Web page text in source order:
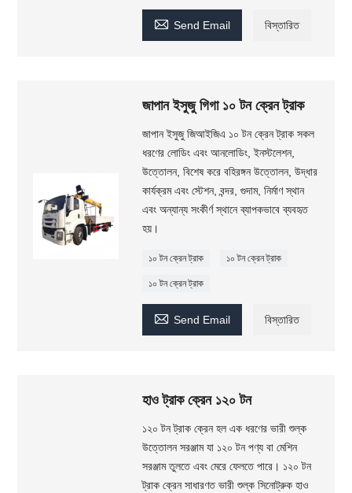
 Send Email বিস্তারিত
জাপান ইসুজু গিগা ১০ টন ক্রেন ট্রাক
জাপান ইসুজু জিআইজিএ ১০ টন ক্রেন ট্রাক সকল
ধরণের লোডিং এবং আনলোডিং, ইনস্টলেশন,
উত্তোলন, বিশেষ করে বহিরঙ্গন উত্তোলন, উদ্ধার
কার্যক্রম এবং স্টেশন, বন্দর, গুদাম, নির্মাণ স্থান
এবং অন্যান্য সংকীর্ণ স্থানে ব্যাপকভাবে ব্যবহৃত
হয়।
১০ টন ক্রেন ট্রাক ১০ টন ক্রেন ট্রাক
১০ টন ক্রেন ট্রাক
 Send Email বিস্তারিত
হাও ট্রাক ক্রেন ১২০ টন
১২০ টন ট্রাক ক্রেন হল এক ধরণের ভারী শুল্ক
উত্তোলন সরঞ্জাম যা ১২০ টন পণ্য বা মেশিন
সরঞ্জাম তুলতে এবং মেরে ফেলতে পারে। ১২০ টন
ট্রাক ক্রেন সাধারণত ভারী শুল্ক সিনোট্রুক হাও